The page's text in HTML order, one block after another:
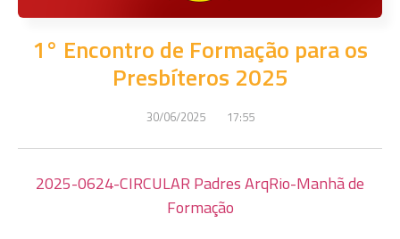
1° Encontro de Formação para os
Presbíteros 2025
30/06/2025 17:55
2025-0624-CIRCULAR Padres ArqRio-Manhã de
Formação